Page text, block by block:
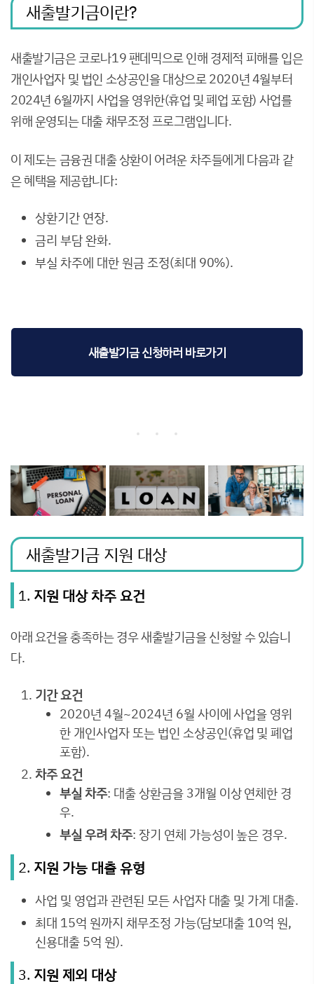
새출발기금이란?
새출발기금은 코로나19 팬데믹으로 인해 경제적 피해를 입은
개인사업자 및 법인 소상공인을 대상으로 2020년 4월부터
2024년 6월까지 사업을 영위한(휴업 및 폐업 포함) 사업를
위해 운영되는 대출 채무조정 프로그램입니다.
이 제도는 금융권 대출 상환이 어려운 차주들에게 다음과 같
은 혜택을 제공합니다:
상환기간 연장.
금리 부담 완화.
부실 차주에 대한 원금 조정(최대 90%).
새출발기금 신청하러 바로가기
새출발기금 지원 대상
1. 지원 대상 차주 요건
아래 요건을 충족하는 경우 새출발기금을 신청할 수 있습니
다.
기간 요건
2020년 4월~2024년 6월 사이에 사업을 영위
한 개인사업자 또는 법인 소상공인(휴업 및 폐업
포함).
차주 요건
부실 차주: 대출 상환금을 3개월 이상 연체한 경
우.
부실 우려 차주: 장기 연체 가능성이 높은 경우.
2. 지원 가능 대출 유형
사업 및 영업과 관련된 모든 사업자 대출 및 가계 대출.
최대 15억 원까지 채무조정 가능(담보대출 10억 원,
신용대출 5억 원).
3. 지원 제외 대상